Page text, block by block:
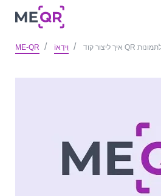
ME-QR וִידֵאוֹ